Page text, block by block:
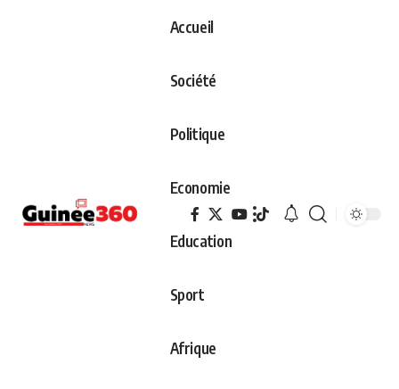
Accueil
Société
Politique
Economie
Education
Sport
Afrique